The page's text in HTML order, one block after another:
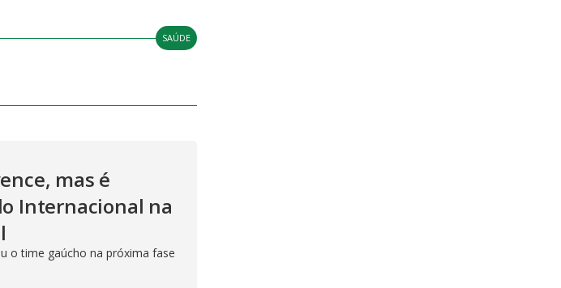
SAÚDE
mas é
Internacional na
o time gaúcho na próxima fase